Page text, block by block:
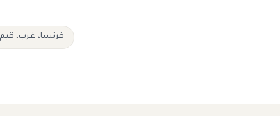
فرنسا، غرب،